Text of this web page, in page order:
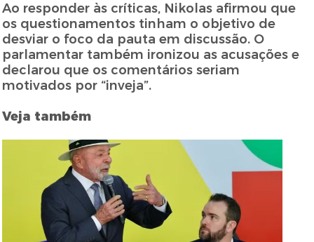
Ao responder às críticas, Nikolas afirmou que
os questionamentos tinham o objetivo de
desviar o foco da pauta em discussão. O
parlamentar também ironizou as acusações e
declarou que os comentários seriam
motivados por “inveja”.
Veja também